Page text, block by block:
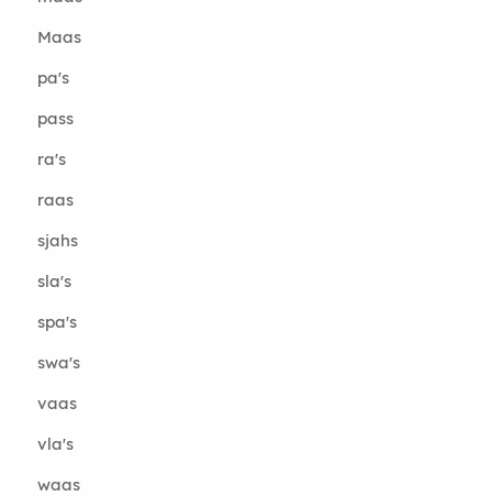
Maas
pa's
pass
ra's
raas
sjahs
sla's
spa's
swa's
vaas
vla's
waas